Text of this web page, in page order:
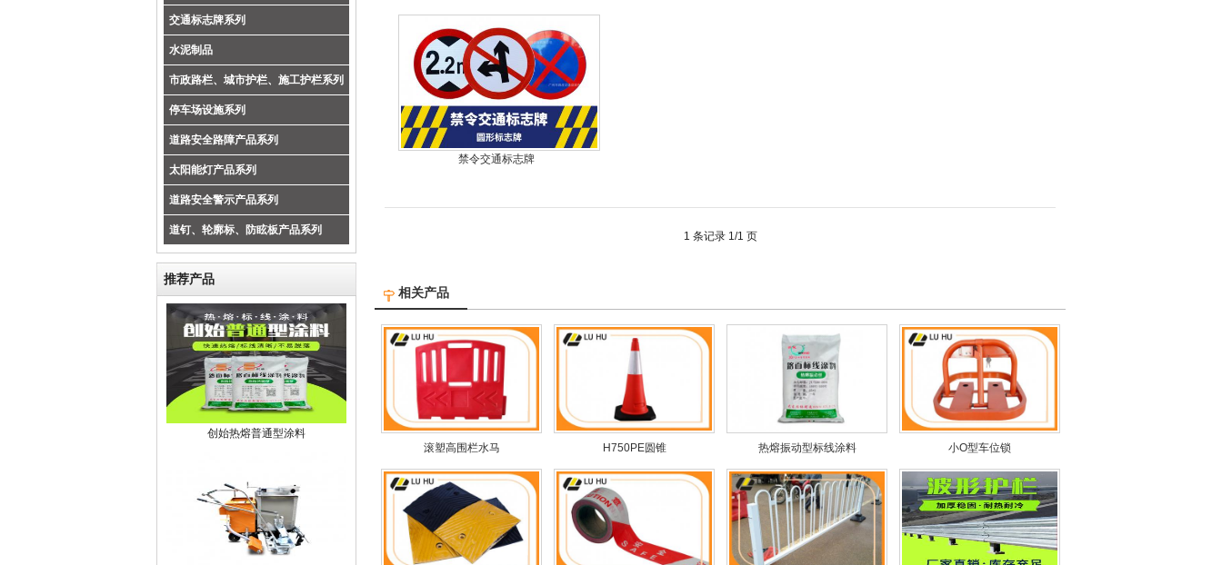
交通标志牌系列
水泥制品
市政路栏、城市护栏、施工护栏系列
停车场设施系列
道路安全路障产品系列
太阳能灯产品系列
道路安全警示产品系列
道钉、轮廓标、防眩板产品系列
推荐产品
创始热熔普通型涂料
禁令交通标志牌
1 条记录 1/1 页
相关产品
滚塑高围栏水马 H750PE圆锥 热熔振动型标线涂料 小O型车位锁